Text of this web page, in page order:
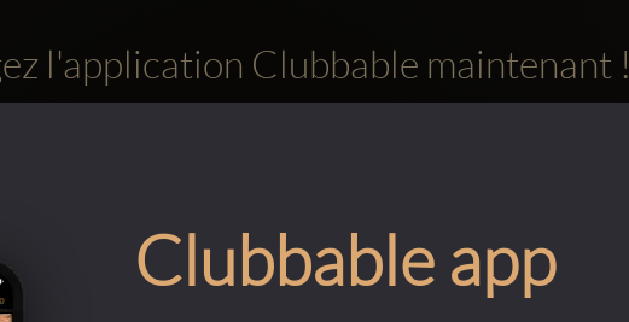
l'application Clubbable maintenant !
Clubbable app